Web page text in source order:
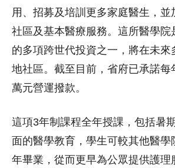
用、招募及培訓更多家庭醫生，並
社區及基本醫療服務。這所醫學院
的多項跨世代投資之一，將在未來
地社區。截至目前，省府已承諾每
萬元營運撥款。
這項3年制課程全年授課，包括暑
面的醫學教育，學生可較其他醫學
年畢業，從而更早為公眾提供護理